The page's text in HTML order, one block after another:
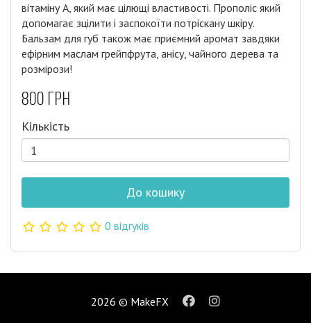
вітаміну А, який має цілющі властивості. Прополіс який
допомагає зцілити і заспокоїти потріскану шкіру.
Бальзам для губ також має приємний аромат завдяки
ефірним маслам грейпфрута, анісу, чайного дерева та
розмірози!
800 грн
Кількість
До кошику
0 відгуків
2026 © MakeFX